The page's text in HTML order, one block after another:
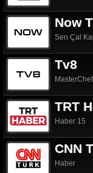
Now
Sen Çal
Tv8
TRT
Haber 15
CNN
Haber